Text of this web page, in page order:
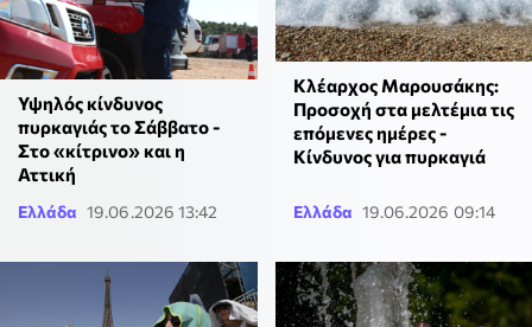
Υψηλός κίνδυνος
πυρκαγιάς το Σάββατο -
Στο «κίτρινο» και η
Αττική
Ελλάδα 19.06.2026 13:42
Κλέαρχος Μαρουσάκης:
Προσοχή στα μελτέμια τις
επόμενες ημέρες -
Κίνδυνος για πυρκαγιά
Ελλάδα 19.06.2026 09:14